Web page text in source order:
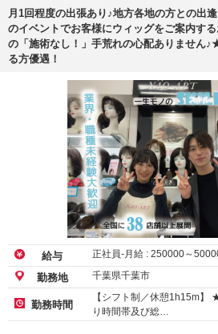
月1回程度の出張あり♪地方各地の方との出
のイベントでお客様にウィッグをご案内す
の「施術なし！」手荒れの心配ありません
る方優遇！
給与 正社員-月給 : 250000～
勤務地 千葉県千葉市
勤務時間
【シフト制／休憩1h15m
り時間帯及び総…